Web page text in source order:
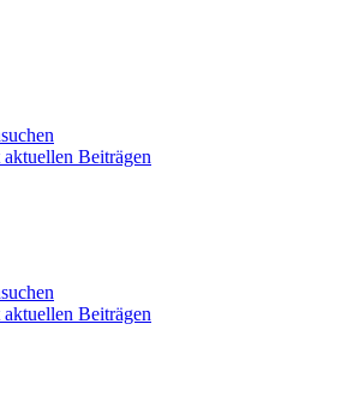
Beiträgen
Beiträgen